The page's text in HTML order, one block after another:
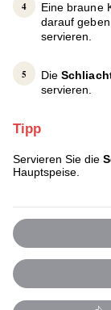
Eine braune
darauf
servieren.
Die
servieren.
Tipp
Servieren Sie die
Hauptspeise.